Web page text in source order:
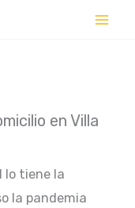
en Villa
lo tiene la
la pandemia